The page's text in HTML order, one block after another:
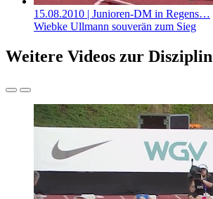
15.08.2010 | Junioren-DM in Regens…
Wiebke Ullmann souverän zum Sieg
Weitere Videos zur Disziplin